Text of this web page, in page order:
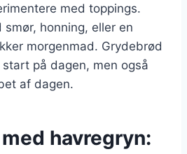
med toppings.
honning, eller en
morgenmad. Grydebrød
på dagen, men også
af dagen.
havregryn: